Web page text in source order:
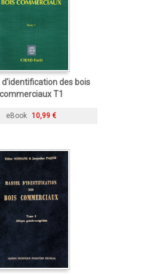
d'identification des bois
commerciaux T1
eBook 10,99 €